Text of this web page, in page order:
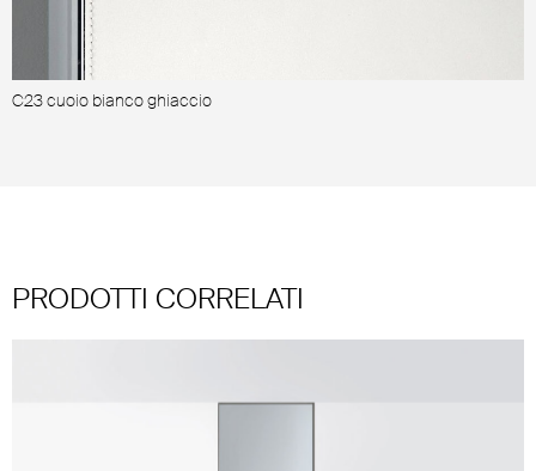
C23 cuoio bianco ghiaccio
PRODOTTI CORRELATI